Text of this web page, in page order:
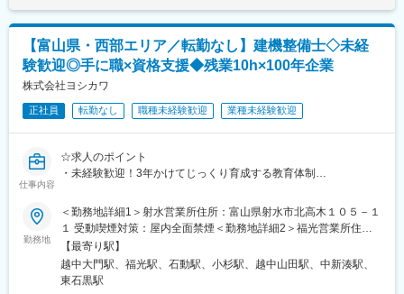
・返却後の整備部門との連携
・納期やスケジュール調整
※営業といっても新規開拓中心ではなく、お客様・現場・社内の整
備スタッフをつなぐ調整役としての役割が大きい仕事です。
■入社後の流れ
まずは建設機械の名称や用途を学ぶことからスタートします。
先輩社員との同行営業やOJTを通じて業務を覚えていただきま
す。
などで培った調整力やコミュニケーション力を活かして活躍でき
る環境です。
■業務の魅力
扱う機械は道路・河川・橋梁・建物など、地域インフラを支える
あります。月給(月額)は固定手当を含めた表記です。
【富山県・西部エリア／転勤なし】建機整備士◇未経
験歓迎◎手に職×資格支援◆残業10h×100年企業
株式会社ヨシカワ
正社員 転勤なし 職種未経験歓迎 業種未経験歓迎
仕事内容
☆求人のポイント
・未経験歓迎！3年かけてじっくり育成する教育体制
・資格取得費用は会社負担、手に職を実現できる環境
・建機レンタル需要増加により業績安定の成長企業
・ICタグで機械管理！業務効率◎
■採用背景
建設機械の「所有からレンタルへ」という市場変化により、当社
勤務地
＜勤務地詳細1＞射水営業所住所：富山県射水市北高木１０５－１
１ 受動喫煙対策：屋内全面禁煙＜勤務地詳細2＞福光営業所住
所：富山県南砺市荒木４８６－１ 受動喫煙対策：屋内全面禁煙＜
勤務地詳細3＞小矢部営業所住所：富山県小矢部市今石動町２－１
３－１８７ 受動喫煙対策：屋内全面禁煙変更の範囲：会社の定め
【最寄り駅】
越中大門駅、福光駅、石動駅、小杉駅、越中山田駅、中新湊駅、
東石黒駅